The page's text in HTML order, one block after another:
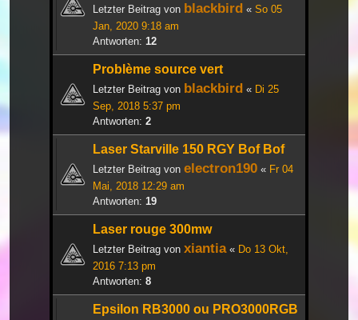
Letzter Beitrag von blackbird « So 05
Jan, 2020 9:18 am
Antworten: 12
Problème source vert
Letzter Beitrag von blackbird « Di 25
Sep, 2018 5:37 pm
Antworten: 2
Laser Starville 150 RGY Bof Bof
Letzter Beitrag von electron190 « Fr 04
Mai, 2018 12:29 am
Antworten: 19
Laser rouge 300mw
Letzter Beitrag von xiantia« Do 13 Okt,
2016 7:13 pm
Antworten: 8
Epsilon RB3000 ou PRO3000RGB